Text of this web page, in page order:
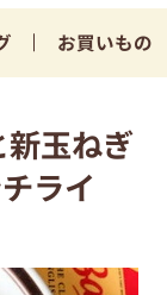
お買いもの
玉ねぎ
ライ